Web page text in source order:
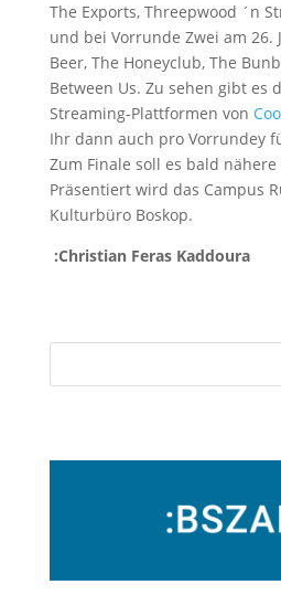
The Exports, Threepwood ´n
und bei Vorrunde Zwei am 26.
Beer, The Honeyclub, The
Between Us. Zu sehen gibt es
Streaming-Plattformen von
Ihr dann auch pro Vorrundey
Zum Finale soll es bald
Präsentiert wird das Campus
Kulturbüro Boskop.
:Christian Feras Kaddoura